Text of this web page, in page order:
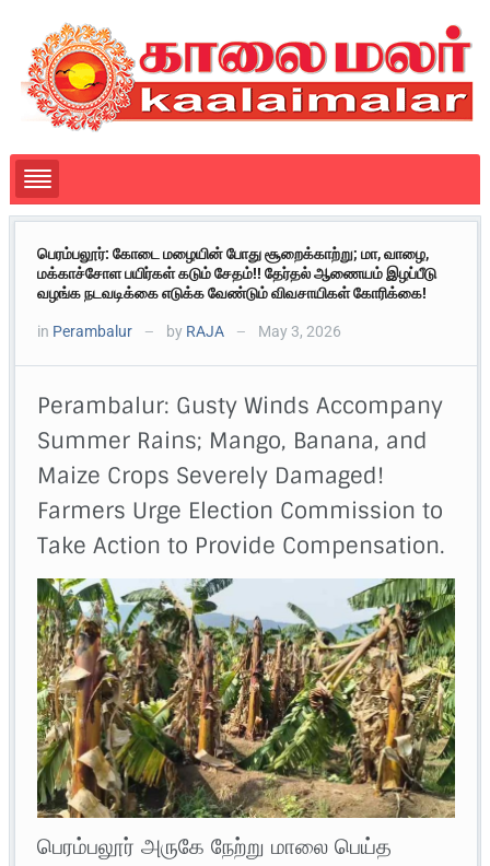
பெரம்பலூர்: கோடை மழையின் போது சூறைக்காற்று; மா, வாழை,
மக்காச்சோள பயிர்கள் கடும் சேதம்!! தேர்தல் ஆணையம் இழப்பீடு
வழங்க நடவடிக்கை எடுக்க வேண்டும் விவசாயிகள் கோரிக்கை!
in Perambalur — by RAJA — May 3, 2026
Perambalur: Gusty Winds Accompany
Summer Rains; Mango, Banana, and
Maize Crops Severely Damaged!
Farmers Urge Election Commission to
Take Action to Provide Compensation.
பெரம்பலூர் அருகே நேற்று மாலை பெய்த